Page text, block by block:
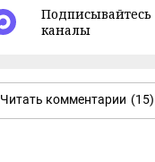
каналы
Читать комментарии (15)